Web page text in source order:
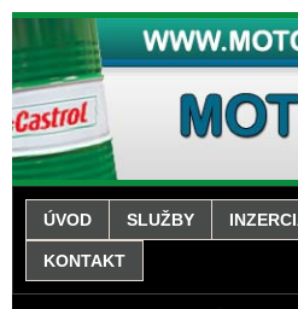
ÚVOD SLUŽBY
KONTAKT